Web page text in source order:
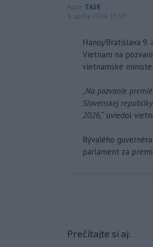
Autor TASR
9. apríla 2026 15:59
Hanoj/Bratislava 9.
Vietnam na
vietnamské
„Na pozvanie
Slovenskej
2026,“ uviedol
Bývalého
parlament za
Prečítajte si aj: